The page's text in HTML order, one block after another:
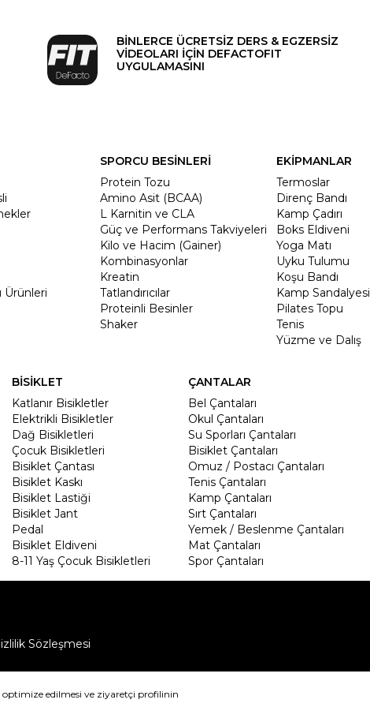
BİNLERCE ÜCRETSİZ DERS & EGZERSİZ
VİDEOLARI İÇİN DEFACTOFIT
UYGULAMASINI
Ürünleri
SPORCU BESİNLERİ
Protein Tozu
Amino Asit (BCAA)
L Karnitin ve CLA
Güç ve Performans Takviyeleri
Kilo ve Hacim (Gainer)
Kombinasyonlar
Kreatin
Tatlandırıcılar
Proteinli Besinler
Shaker
EKİPMANLAR
Termoslar
Direnç Bandı
Kamp Çadırı
Boks Eldiveni
Yoga Matı
Uyku Tulumu
Koşu Bandı
Kamp Sandalyesi
Pilates Topu
Tenis
Yüzme ve Dalış
BİSİKLET
Katlanır Bisikletler
Elektrikli Bisikletler
Dağ Bisikletleri
Çocuk Bisikletleri
Bisiklet Çantası
Bisiklet Kaskı
Bisiklet Lastiği
Bisiklet Jant
Pedal
Bisiklet Eldiveni
8-11 Yaş Çocuk Bisikletleri
ÇANTALAR
Bel Çantaları
Okul Çantaları
Su Sporları Çantaları
Bisiklet Çantaları
Omuz / Postacı Çantaları
Tenis Çantaları
Kamp Çantaları
Sırt Çantaları
Yemek / Beslenme Çantaları
Mat Çantaları
Spor Çantaları
Sözleşmesi